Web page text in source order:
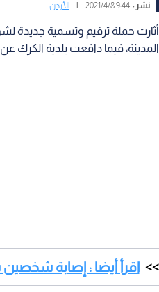
نشر :9:44 2021/4/8 الأردن
أثارت حملة ترقيم وتسمية جديدة
المدينة، فيما دافعت بلدية الكرك
اقرأ أيضا : إصابة